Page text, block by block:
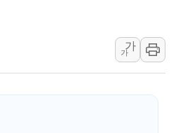
해남 태양광, 대한민국 다음 100년 밑거름…
령, '6시간 마라톤 부동산 2차 회의' 주재
가
가